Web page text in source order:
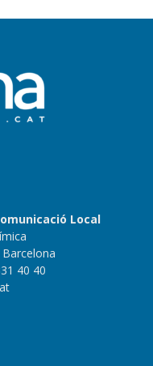
Local
40 40